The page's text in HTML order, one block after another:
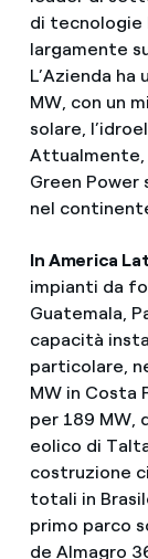
di tecnologie
largamente
L’Azienda
MW, con un
solare,
Attualmente,
Green Power
nel
In America
impianti da
Guatemala,
capacità
particolare,
MW in Costa
per 189 MW,
eolico di
costruzione
totali in
primo parco
de Almagro